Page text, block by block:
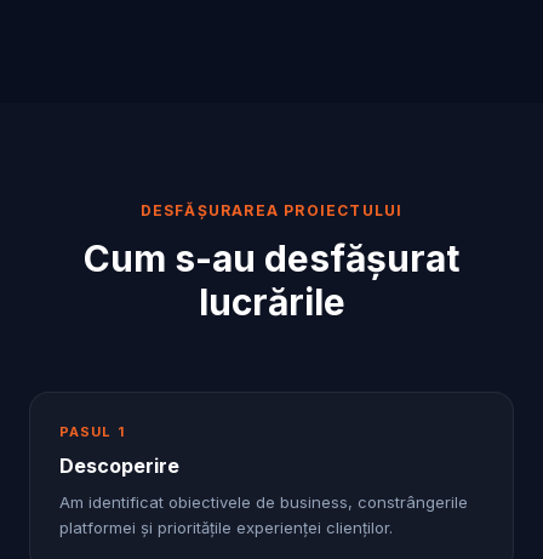
DESFĂȘURAREA PROIECTULUI
Cum s-au desfășurat
lucrările
PASUL 1
Descoperire
Am identificat obiectivele de business, constrângerile
platformei și prioritățile experienței clienților.